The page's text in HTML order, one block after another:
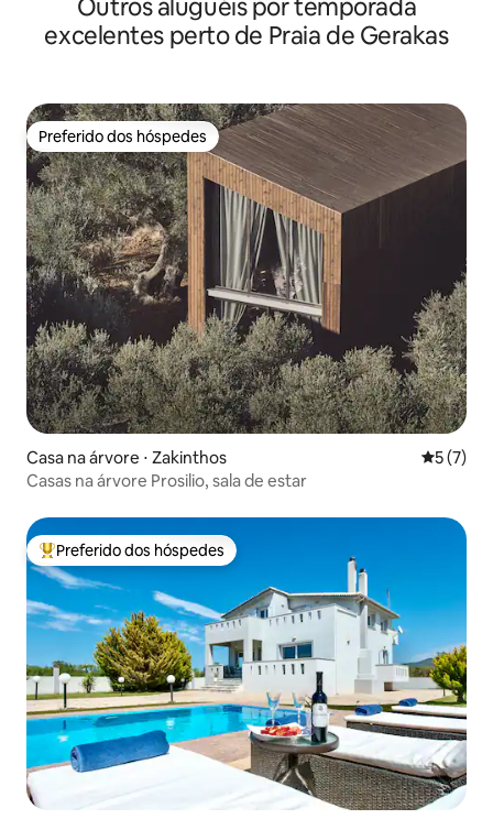
Outros aluguéis por temporada
excelentes perto de Praia de Gerakas
Preferido dos hóspedes
Preferido dos hóspedes
Casa na árvore ⋅ Zakinthos 5 de
5 (7)
Casas na árvore Prosilio, sala de estar
Entre os melhores preferidos dos hóspedes
Preferido dos hóspedes